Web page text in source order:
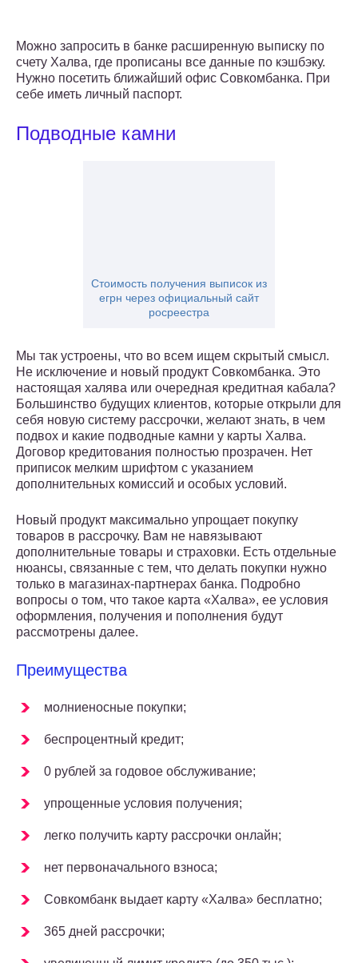
Можно запросить в банке расширенную выписку по
счету Халва, где прописаны все данные по кэшбэку.
Нужно посетить ближайший офис Совкомбанка. При
себе иметь личный паспорт.
Подводные камни
Стоимость получения выписок из
егрн через официальный сайт
росреестра
Мы так устроены, что во всем ищем скрытый смысл.
Не исключение и новый продукт Совкомбанка. Это
настоящая халява или очередная кредитная кабала?
Большинство будущих клиентов, которые открыли для
себя новую систему рассрочки, желают знать, в чем
подвох и какие подводные камни у карты Халва.
Договор кредитования полностью прозрачен. Нет
приписок мелким шрифтом с указанием
дополнительных комиссий и особых условий.
Новый продукт максимально упрощает покупку
товаров в рассрочку. Вам не навязывают
дополнительные товары и страховки. Есть отдельные
нюансы, связанные с тем, что делать покупки нужно
только в магазинах-партнерах банка. Подробно
вопросы о том, что такое карта «Халва», ее условия
оформления, получения и пополнения будут
рассмотрены далее.
Преимущества
молниеносные покупки;
беспроцентный кредит;
0 рублей за годовое обслуживание;
упрощенные условия получения;
легко получить карту рассрочки онлайн;
нет первоначального взноса;
Совкомбанк выдает карту «Халва» бесплатно;
365 дней рассрочки;